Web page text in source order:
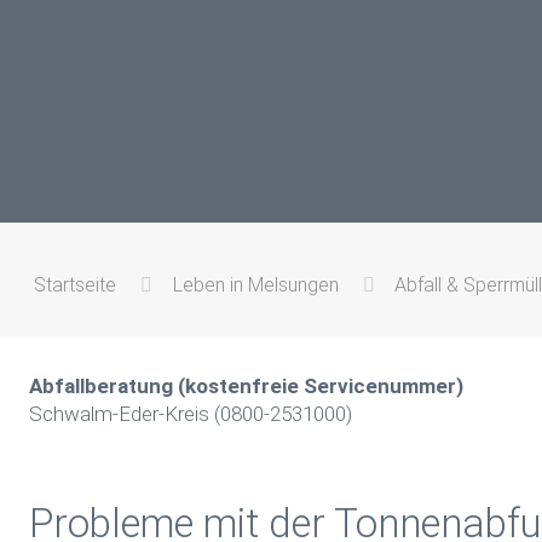
Startseite Leben in Melsungen Abfall & Sperrmüll
Abfallberatung (kostenfreie Servicenummer)
Schwalm-Eder-Kreis (0800-2531000)
Probleme mit der